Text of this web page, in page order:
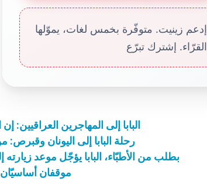
إدعم زينيت. متوفّرة بخمس لغات، يموّلها
القرّاء. إشترك تبرّع
البابا إلى المهاجرين العراقيين:
رحلة البابا إلى اليونان
بطلب من الأطبّاء، البابا يؤجّل موعد
موقفان أساسيّان